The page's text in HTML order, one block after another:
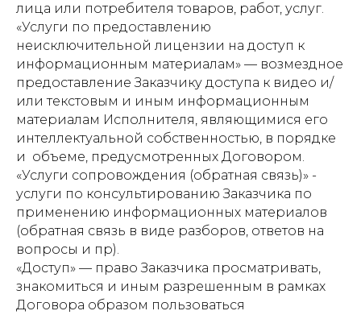
лица или потребителя товаров, работ, услуг.
«Услуги по предоставлению
неисключительной лицензии на доступ к
информационным материалам» — возмездное
предоставление Заказчику доступа к видео и/
или текстовым и иным информационным
материалам Исполнителя, являющимися его
интеллектуальной собственностью, в порядке
и объеме, предусмотренных Договором.
«Услуги сопровождения (обратная связь)» -
услуги по консультированию Заказчика по
применению информационных материалов
(обратная связь в виде разборов, ответов на
вопросы и пр).
«Доступ» — право Заказчика просматривать,
знакомиться и иным разрешенным в рамках
Договора образом пользоваться